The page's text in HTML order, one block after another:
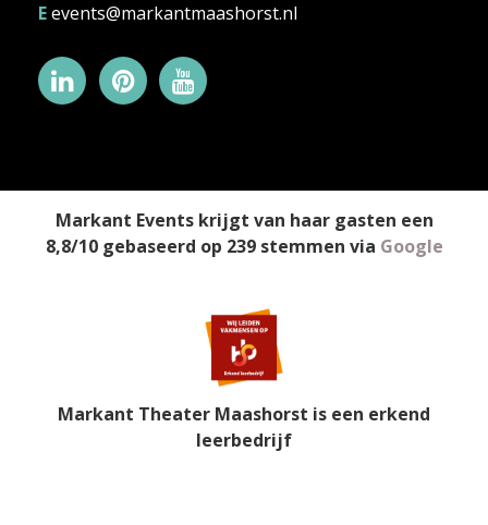
Eevents@markantmaashorst.nl
Markant Eventskrijgt van haar gasten een
8,8/10gebaseerd op 239stemmen via Google
Markant Theater Maashorst is een erkend
leerbedrijf